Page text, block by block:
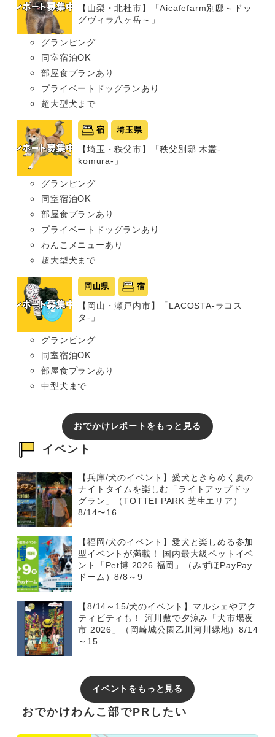
【山梨・北杜市】「Aicafefarm別邸～ドッ
グヴィラ八ヶ岳～」
グランピング
同室宿泊OK
部屋食プランあり
プライベートドッグランあり
超大型犬まで
宿 埼玉県
【埼玉・秩父市】「秩父別邸 木叢-
komura-」
グランピング
同室宿泊OK
部屋食プランあり
プライベートドッグランあり
わんこメニューあり
超大型犬まで
岡山県 宿
【岡山・瀬戸内市】「LACOSTA-ラコス
タ-」
グランピング
同室宿泊OK
部屋食プランあり
中型犬まで
おでかけレポートをもっと見る
イベント
【兵庫/犬のイベント】愛犬ときらめく夏の
ナイトタイムを楽しむ「ライトアップドッ
グラン」（TOTTEI PARK 芝生エリア）
8/14〜16
【福岡/犬のイベント】愛犬と楽しめる参加
型イベントが満載！ 国内最大級ペットイベ
ント「Pet博 2026 福岡」（みずほPayPay
ドーム）8/8～9
【8/14～15/犬のイベント】マルシェやアク
ティビティも！ 河川敷で夕涼み「犬市場夜
市 2026」（岡崎城公園乙川河川緑地）8/14
～15
イベントをもっと見る
おでかけわんこ部でPRしたい